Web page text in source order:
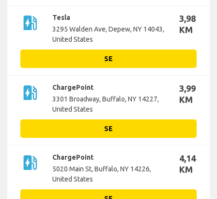
ev_station
Tesla
3295 Walden Ave, Depew, NY 14043,
United States
3,98
KM
SE
ev_station
ChargePoint
3301 Broadway, Buffalo, NY 14227,
United States
3,99
KM
SE
ev_station
ChargePoint
5020 Main St, Buffalo, NY 14226,
United States
4,14
KM